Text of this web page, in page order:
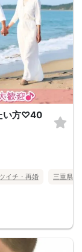
い方♡40
イチ・再婚 三重県